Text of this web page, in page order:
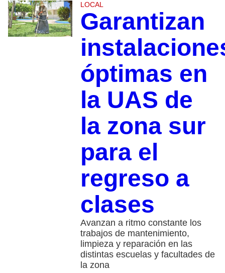
LOCAL
Garantizan
óptimas en
la UAS de
la zona sur
para el
regreso a
clases
​Avanzan a ritmo constante los
trabajos de mantenimiento,
limpieza y reparación en las
distintas escuelas y facultades de
la zona